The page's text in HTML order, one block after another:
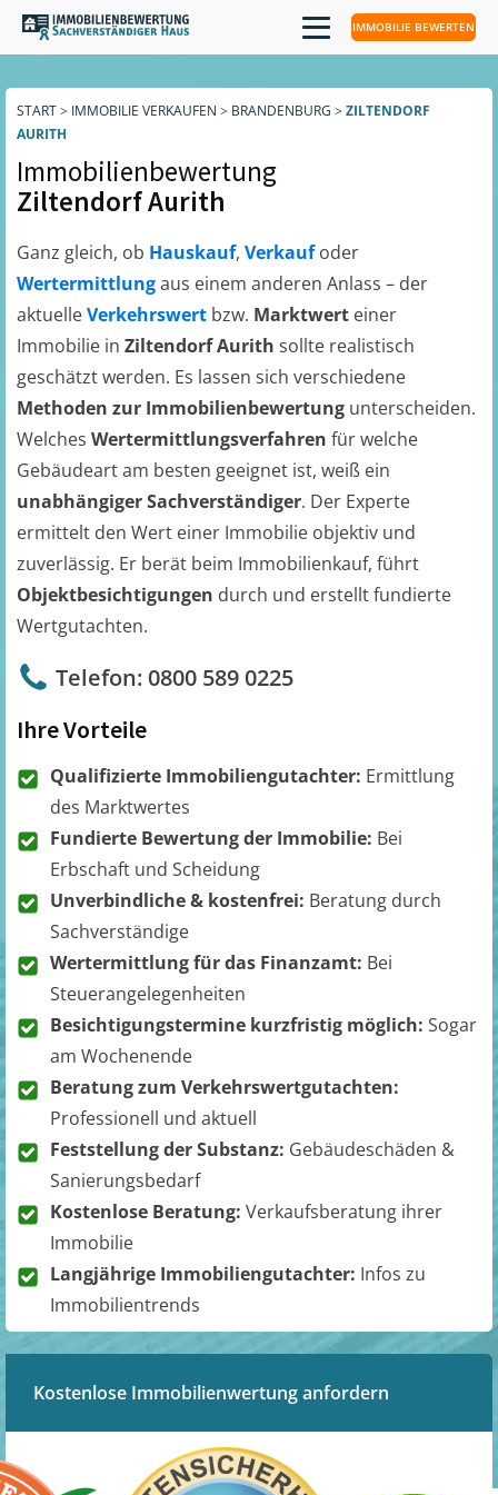
IMMOBILIE BEWERTEN
START> IMMOBILIE VERKAUFEN > BRANDENBURG > ZILTENDORF
AURITH
Immobilienbewertung
Ziltendorf Aurith
Ganz gleich, ob Hauskauf, Verkaufoder
Wertermittlungaus einem anderen Anlass – der
aktuelleVerkehrswert bzw. Marktwert einer
Immobilie in Ziltendorf Aurith sollte realistisch
geschätzt werden. Es lassen sich verschiedene
Methoden zur Immobilienbewertung unterscheiden.
Welches Wertermittlungsverfahren für welche
Gebäudeart am besten geeignet ist, weiß ein
unabhängiger Sachverständiger. Der Experte
ermittelt den Wert einer Immobilie objektiv und
zuverlässig. Er berät beim Immobilienkauf, führt
Objektbesichtigungen durch und erstellt fundierte
Wertgutachten.
Telefon: 0800 589 0225
Ihre Vorteile
Qualifizierte Immobiliengutachter: Ermittlung
des Marktwertes
Fundierte Bewertung der Immobilie: Bei
Erbschaft und Scheidung
Unverbindliche & kostenfrei: Beratung durch
Sachverständige
Wertermittlung für das Finanzamt: Bei
Steuerangelegenheiten
Besichtigungstermine kurzfristig möglich: Sogar
am Wochenende
Beratung zum Verkehrswertgutachten:
Professionell und aktuell
Feststellung der Substanz: Gebäudeschäden &
Sanierungsbedarf
Kostenlose Beratung: Verkaufsberatung ihrer
Immobilie
Langjährige Immobiliengutachter: Infos zu
Immobilientrends
Kostenlose Immobilienwertung anfordern